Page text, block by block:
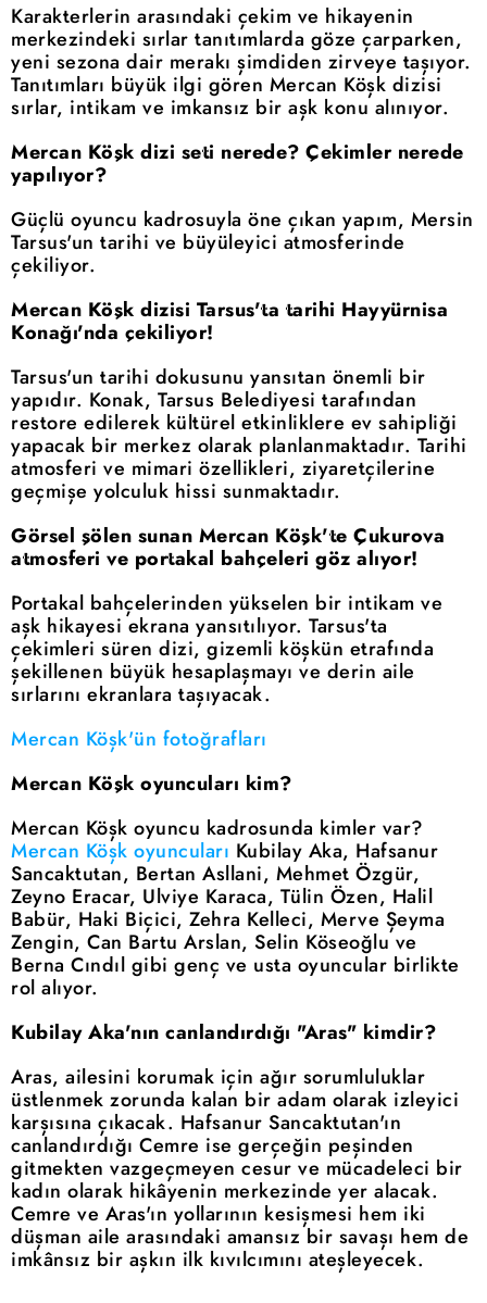
Karakterlerin arasındaki çekim ve hikayenin
merkezindeki sırlar tanıtımlarda göze çarparken,
yeni sezona dair merakı şimdiden zirveye taşıyor.
Tanıtımları büyük ilgi gören Mercan Köşk dizisi
sırlar, intikam ve imkansız bir aşk konu alınıyor.
Mercan Köşk dizi seti nerede? Çekimler nerede
yapılıyor?
Güçlü oyuncu kadrosuyla öne çıkan yapım, Mersin
Tarsus'un tarihi ve büyüleyici atmosferinde
çekiliyor.
Mercan Köşk dizisi Tarsus'ta tarihi Hayyürnisa
Konağı'nda çekiliyor!
Tarsus'un tarihi dokusunu yansıtan önemli bir
yapıdır. Konak, Tarsus Belediyesi tarafından
restore edilerek kültürel etkinliklere ev sahipliği
yapacak bir merkez olarak planlanmaktadır. Tarihi
atmosferi ve mimari özellikleri, ziyaretçilerine
geçmişe yolculuk hissi sunmaktadır.
Görsel şölen sunan Mercan Köşk'te Çukurova
atmosferi ve portakal bahçeleri göz alıyor!
Portakal bahçelerinden yükselen bir intikam ve
aşk hikayesi ekrana yansıtılıyor. Tarsus'ta
çekimleri süren dizi, gizemli köşkün etrafında
şekillenen büyük hesaplaşmayı ve derin aile
sırlarını ekranlara taşıyacak.
Mercan Köşk'ün fotoğrafları
Mercan Köşk oyuncuları kim?
Mercan Köşk oyuncu kadrosunda kimler var?
Mercan Köşk oyuncuları Kubilay Aka, Hafsanur
Sancaktutan, Bertan Asllani, Mehmet Özgür,
Zeyno Eracar, Ulviye Karaca, Tülin Özen, Halil
Babür, Haki Biçici, Zehra Kelleci, Merve Şeyma
Zengin, Can Bartu Arslan, Selin Köseoğlu ve
Berna Cındıl gibi genç ve usta oyuncular birlikte
rol alıyor.
Kubilay Aka'nın canlandırdığı "Aras" kimdir?
Aras, ailesini korumak için ağır sorumluluklar
üstlenmek zorunda kalan bir adam olarak izleyici
karşısına çıkacak. Hafsanur Sancaktutan'ın
canlandırdığı Cemre ise gerçeğin peşinden
gitmekten vazgeçmeyen cesur ve mücadeleci bir
kadın olarak hikâyenin merkezinde yer alacak.
Cemre ve Aras'ın yollarının kesişmesi hem iki
düşman aile arasındaki amansız bir savaşı hem de
imkânsız bir aşkın ilk kıvılcımını ateşleyecek.